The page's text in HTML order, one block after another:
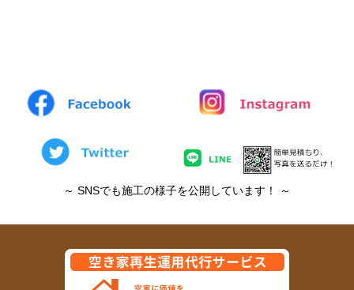
～ SNSでも施工の様子を公開しています！ ～